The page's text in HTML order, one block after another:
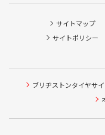
サイトマップ
サイトポリシー
ブリヂストンタイヤサ